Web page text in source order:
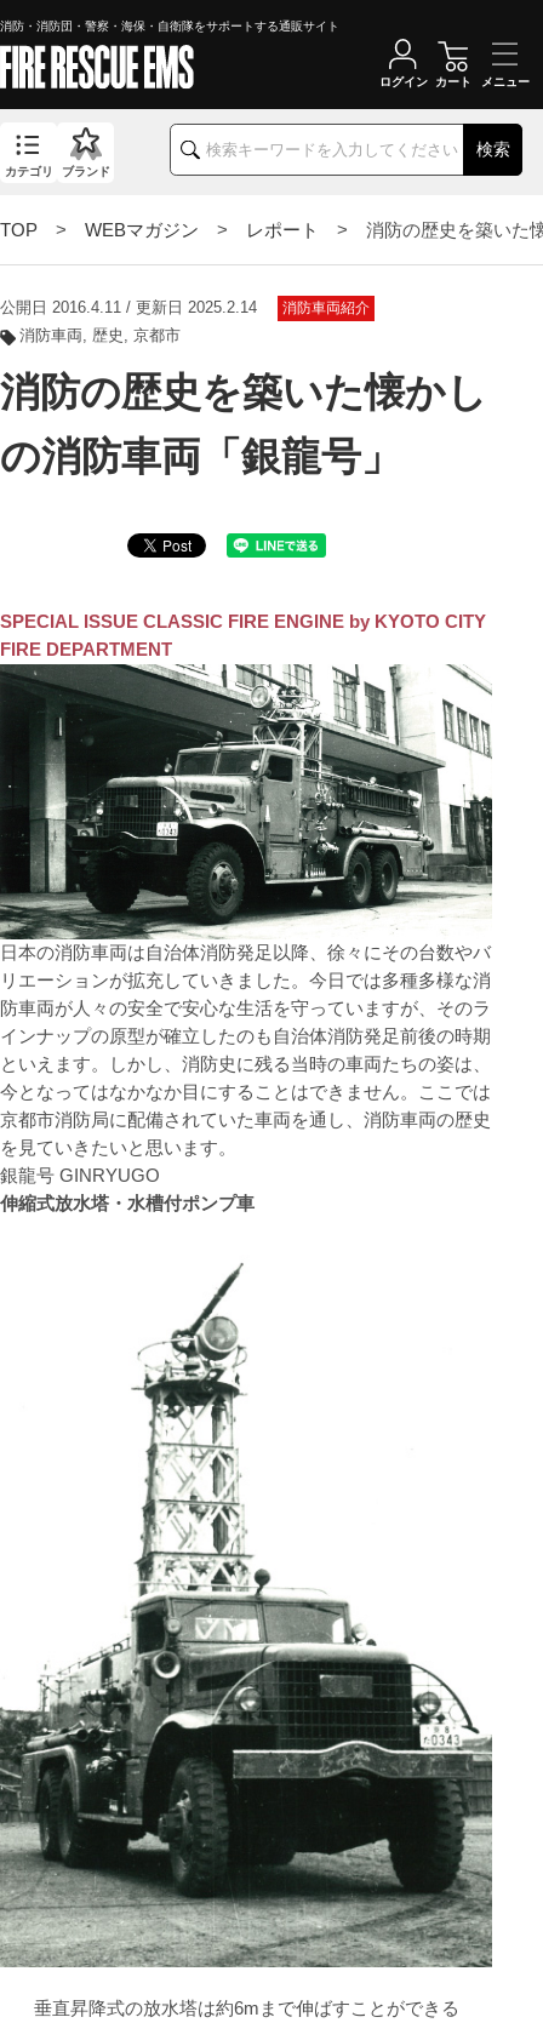
消防・消防団・警察・海保・自衛隊をサポートする通販サイト
検索
カテゴリ ブランド
ログイン カート
TOP > WEBマガジン > レポート > 消防の歴史を築いた
公開日 2016.4.11 / 更新日 2025.2.14 消防車両紹介
消防車両 歴史 京都市
消防の歴史を築いた懐かし
の消防車両「銀龍号」
SPECIAL ISSUE CLASSIC FIRE ENGINE by KYOTO CITY
FIRE DEPARTMENT
日本の消防車両は自治体消防発足以降、徐々にその台数やバ
リエーションが拡充していきました。今日では多種多様な消
防車両が人々の安全で安心な生活を守っていますが、そのラ
インナップの原型が確立したのも自治体消防発足前後の時期
といえます。しかし、消防史に残る当時の車両たちの姿は、
今となってはなかなか目にすることはできません。ここでは
京都市消防局に配備されていた車両を通し、消防車両の歴史
を見ていきたいと思います。
銀龍号 GINRYUGO
伸縮式放水塔・水槽付ポンプ車
垂直昇降式の放水塔は約6mまで伸ばすことができる